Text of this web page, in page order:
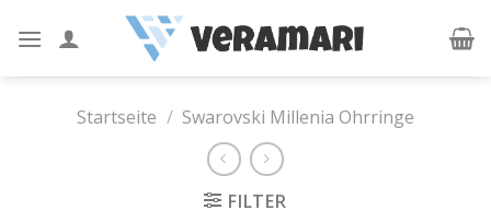
Startseite / Swarovski Millenia Ohrringe
FILTER